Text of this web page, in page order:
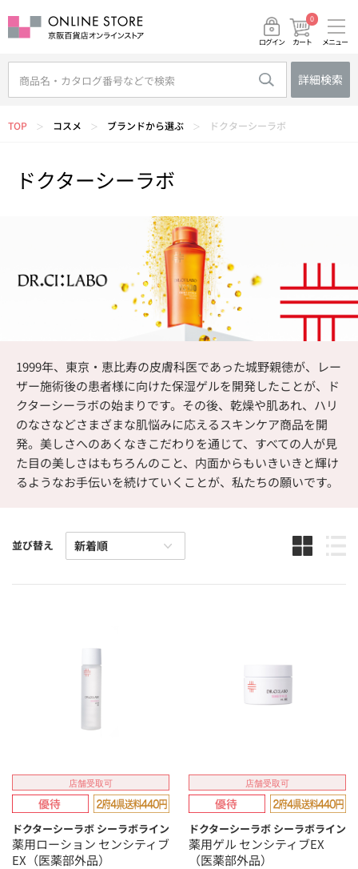
ログイン カート
0
メニュー
詳細検索
TOP ＞ コスメ ＞ ブランドから選ぶ ＞ ドクターシーラボ
ドクターシーラボ
1999年、東京・恵比寿の皮膚科医であった城野親徳が、レー
ザー施術後の患者様に向けた保湿ゲルを開発したことが、ド
クターシーラボの始まりです。その後、乾燥や肌あれ、ハリ
のなさなどさまざまな肌悩みに応えるスキンケア商品を開
発。美しさへのあくなきこだわりを通じて、すべての人が見
た目の美しさはもちろんのこと、内面からもいきいきと輝け
るようなお手伝いを続けていくことが、私たちの願いです。
並び替え
店舗受取可
ドクターシーラボ シーラボライン
薬用ローション センシティブ
EX（医薬部外品）
店舗受取可
ドクターシーラボ シーラボライン
薬用ゲル センシティブEX
（医薬部外品）